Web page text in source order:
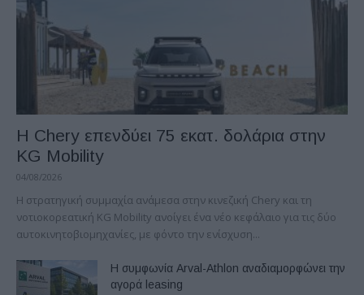
Η Chery επενδύει 75 εκατ. δολάρια στην
KG Mobility
04/08/2026
H στρατηγική συμμαχία ανάμεσα στην κινεζική Chery και τη
νοτιοκορεατική KG Mobility ανοίγει ένα νέο κεφάλαιο για τις δύο
αυτοκινητοβιομηχανίες, με φόντο την ενίσχυση...
Η συμφωνία Arval-Athlon αναδιαμορφώνει την
αγορά leasing